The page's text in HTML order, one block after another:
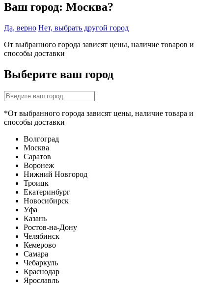
Ваш город: Москва?
Да, верно Нет, выбрать другой город
От выбранного города зависят цены, наличие товаров и
способы доставки
Выберите ваш город
*От выбранного города зависят цены, наличие товара и
способы доставки
Волгоград
Москва
Саратов
Воронеж
Нижний Новгород
Троицк
Екатеринбург
Новосибирск
Уфа
Казань
Ростов-на-Дону
Челябинск
Кемерово
Самара
Чебаркуль
Краснодар
Ярославль